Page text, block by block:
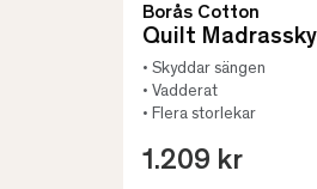
Borås Cotton
Quilt
• Skyddar sängen
• Vadderat
• Flera storlekar
1.209 kr